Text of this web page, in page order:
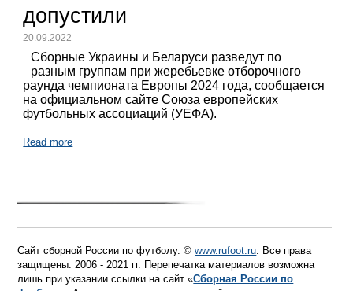
допустили
20.09.2022
Сборные Украины и Беларуси разведут по
разным группам при жеребьевке отборочного
раунда чемпионата Европы 2024 года, сообщается
на официальном сайте Союза европейских
футбольных ассоциаций (УЕФА).
Read more
Сайт сборной России по футболу. ©www.rufoot.ru. Все права
защищены. 2006 - 2021 гг. Перепечатка материалов возможна
лишь при указании ссылки на сайт «Сборная России по